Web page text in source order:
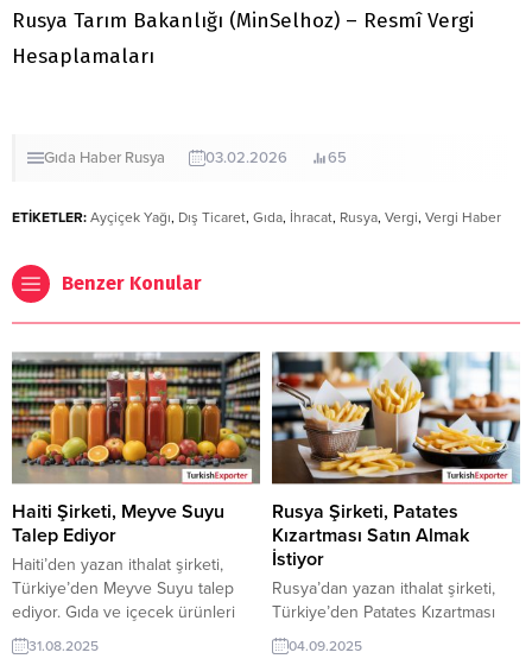
Rusya Tarım Bakanlığı (MinSelhoz) – Resmî Vergi
Hesaplamaları
Gıda Haber Rusya 03.02.2026 65
ETİKETLER: Ayçiçek Yağı, Dış Ticaret, Gıda, İhracat, Rusya, Vergi, Vergi Haber
Benzer Konular
Haiti Şirketi, Meyve Suyu
Talep Ediyor
Haiti’den yazan ithalat şirketi,
Türkiye’den Meyve Suyu talep
ediyor. Gıda ve içecek ürünleri
üreticisi olan Türk şirketler için
Haiti’den gelen bu talep yeni bir
31.08.2025
Rusya Şirketi, Patates
Kızartması Satın Almak
İstiyor
Rusya’dan yazan ithalat şirketi,
Türkiye’den Patates Kızartması
talep ediyor. Gıda ve hazır yemek
ürünleri üreticisi olan Türk
04.09.2025